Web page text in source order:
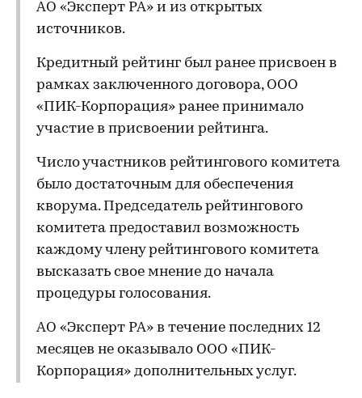
АО «Эксперт РА» и из открытых
источников.
Кредитный рейтинг был ранее присвоен в
рамках заключенного договора, ООО
«ПИК-Корпорация» ранее принимало
участие в присвоении рейтинга.
Число участников рейтингового комитета
было достаточным для обеспечения
кворума. Председатель рейтингового
комитета предоставил возможность
каждому члену рейтингового комитета
высказать свое мнение до начала
процедуры голосования.
АО «Эксперт РА» в течение последних 12
месяцев не оказывало ООО «ПИК-
Корпорация» дополнительных услуг.